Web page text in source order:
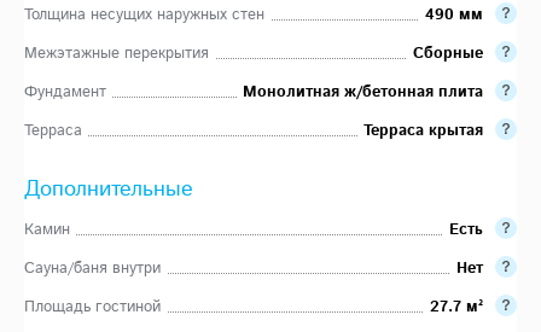
Толщина несущих наружных стен
490 мм
Межэтажные перекрытия
Сборные
Фундамент
Монолитная ж/бетонная плита
Терраса
Терраса крытая
Дополнительные
Камин
Есть
Сауна/баня внутри
Нет
Площадь гостиной
27.7 м²